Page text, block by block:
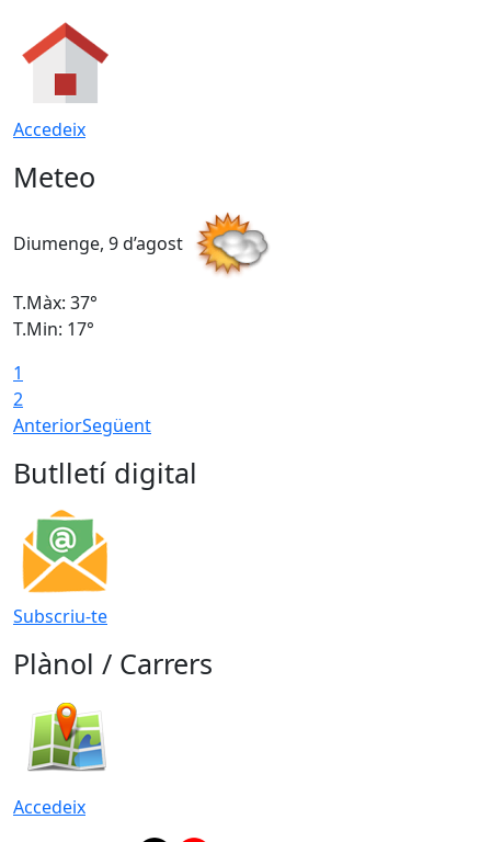
Accedeix
Meteo
Diumenge, 9 d’agost
T.Màx: 37°
T.Min: 17°
1
2
AnteriorSegüent
Butlletí digital
Subscriu-te
Plànol / Carrers
Accedeix